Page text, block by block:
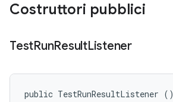
Costruttori pubblici
TestRunResultListener
public TestRunResultListener ()